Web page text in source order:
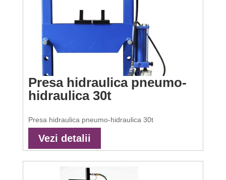
Presa hidraulica pneumo-
hidraulica 30t
Presa hidraulica pneumo-hidraulica 30t
Vezi detalii